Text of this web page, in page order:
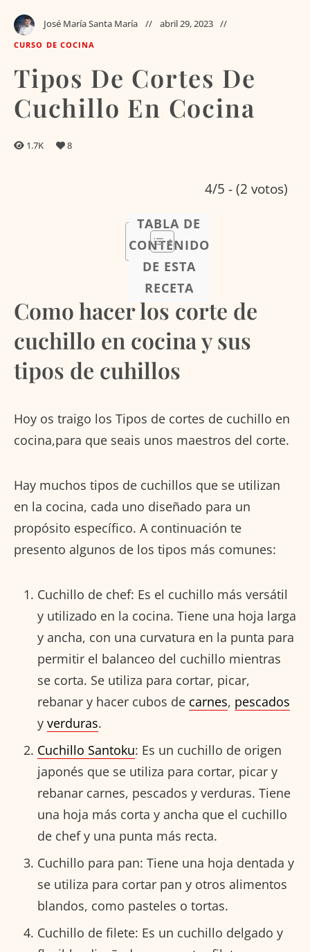
José María Santa María abril 29, 2023
CURSO DE COCINA
Tipos De Cortes De
Cuchillo En Cocina
1.7K 8
4/5 - (2 votos)
TABLA DE
CONTENIDO
DE ESTA
RECETA
Como hacer los corte de
cuchillo en cocina y sus
tipos de cuhillos
Hoy os traigo los Tipos de cortes de cuchillo en
cocina,para que seais unos maestros del corte.
Hay muchos tipos de cuchillos que se utilizan
en la cocina, cada uno diseñado para un
propósito específico. A continuación te
presento algunos de los tipos más comunes:
Cuchillo de chef: Es el cuchillo más versátil
y utilizado en la cocina. Tiene una hoja larga
y ancha, con una curvatura en la punta para
permitir el balanceo del cuchillo mientras
se corta. Se utiliza para cortar, picar,
rebanar y hacer cubos de carnes, pescados
y verduras.
Cuchillo Santoku: Es un cuchillo de origen
japonés que se utiliza para cortar, picar y
rebanar carnes, pescados y verduras. Tiene
una hoja más corta y ancha que el cuchillo
de chef y una punta más recta.
Cuchillo para pan: Tiene una hoja dentada y
se utiliza para cortar pan y otros alimentos
blandos, como pasteles o tortas.
Cuchillo de filete: Es un cuchillo delgado y